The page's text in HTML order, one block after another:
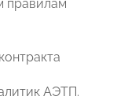
правилам
АЭТП.